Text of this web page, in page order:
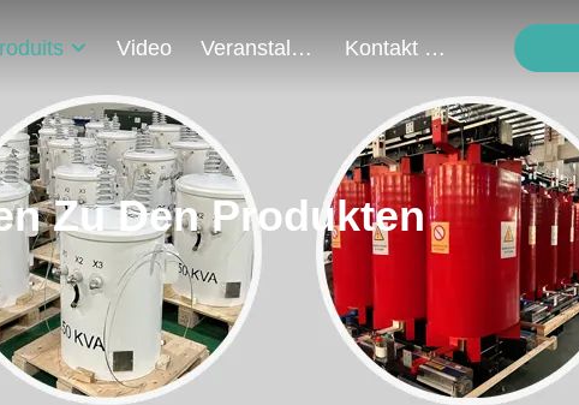
Video Veranstaltungen Kontakt Mit Uns
Zu Den Produkten